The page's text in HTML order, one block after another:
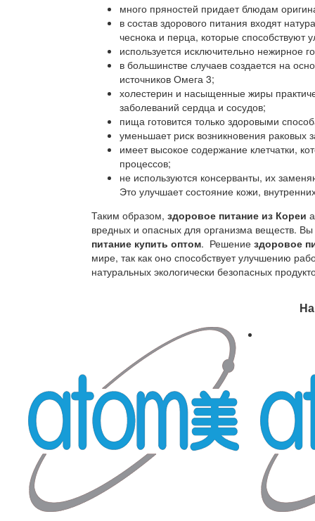
много пряностей придает блюдам
в состав здорового питания входят
чеснока и перца, которые способствуют
используется исключительно нежирное
в большинстве случаев создается на
источников Омега 3;
холестерин и насыщенные жиры
заболеваний сердца и сосудов;
пища готовится только здоровыми
уменьшает риск возникновения раковых
имеет высокое содержание клетчатки,
процессов;
не используются консерванты, их
Это улучшает состояние кожи,
Таким образом, здоровое питание из Кореи
вредных и опасных для организма веществ.
питание купить оптом. Решение здоровое
мире, так как оно способствует улучшению
натуральных экологически безопасных